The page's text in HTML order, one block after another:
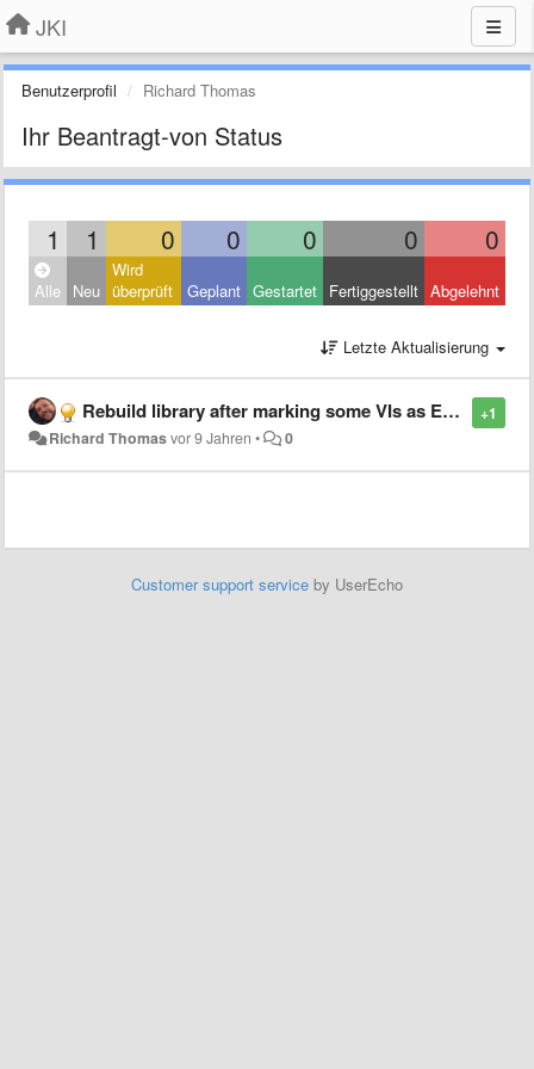
JKI
Benutzerprofil Richard Thomas
Ihr Beantragt-von Status
1 1 0 0 0 0 0
Alle Neu
Wird
überprüft
Geplant Gestartet Fertiggestellt Abgelehnt
Letzte Aktualisierung
+1
Rebuild library after marking some VIs as Exclude from Package
Richard Thomasvor 9 Jahren • 0
Customer support service by UserEcho